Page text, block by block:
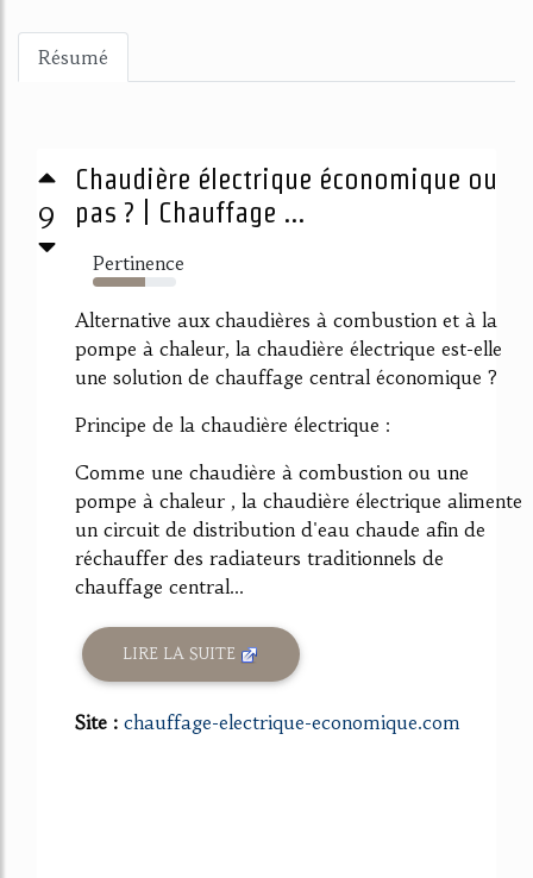
Résumé
9
Chaudière électrique économique ou
pas ? | Chauffage ...
Pertinence
63%
Alternative aux chaudières à combustion et à la
pompe à chaleur, la chaudière électrique est-elle
une solution de chauffage central économique ?
Principe de la chaudière électrique :
Comme une chaudière à combustion ou une
pompe à chaleur , la chaudière électrique alimente
un circuit de distribution d'eau chaude afin de
réchauffer des radiateurs traditionnels de
chauffage central...
LIRE LA SUITE
Site : chauffage-electrique-economique.com